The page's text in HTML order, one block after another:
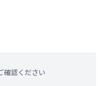
確認ください